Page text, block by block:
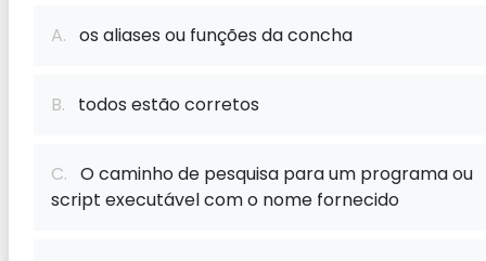
A. os aliases ou funções da concha
B. todos estão corretos
C. O caminho de pesquisa para um programa ou
script executável com o nome fornecido